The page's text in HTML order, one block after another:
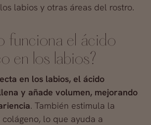
labios y otras áreas del rostro.
funciona el ácido
en los labios?
en los labios, el ácido
y añade volumen, mejorando
. También estimula la
lo que ayuda a